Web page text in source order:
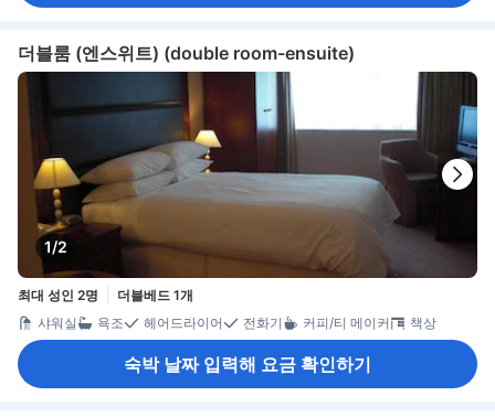
더블룸 (엔스위트) (double room-ensuite)
1/2
최대 성인 2명
더블베드 1개
샤워실
욕조 헤어드라이어 전화기 커피/티 메이커 책상
숙박 날짜 입력해 요금 확인하기